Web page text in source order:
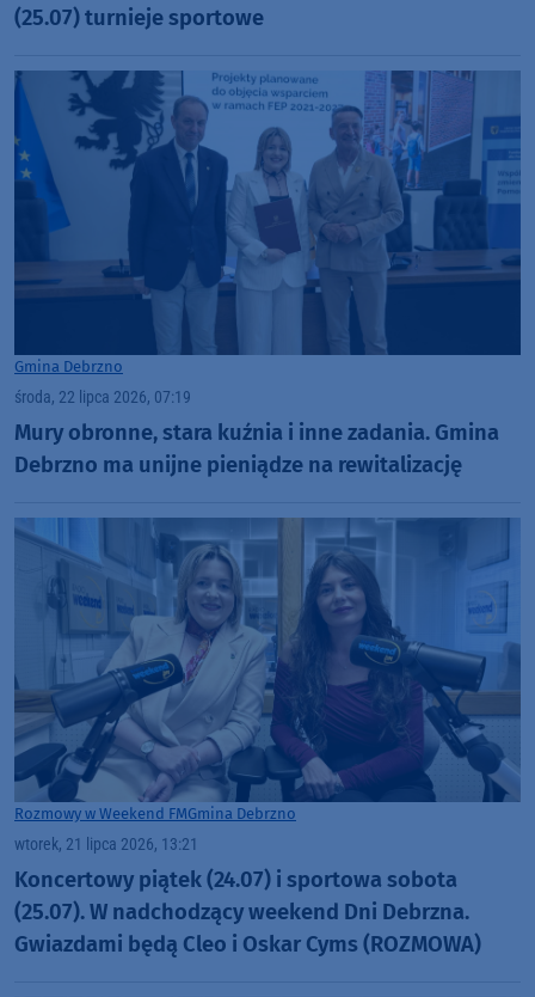
(25.07) turnieje sportowe
Gmina Debrzno
środa, 22 lipca 2026, 07:19
Mury obronne, stara kuźnia i inne zadania. Gmina
Debrzno ma unijne pieniądze na rewitalizację
Rozmowy w Weekend FMGmina Debrzno
wtorek, 21 lipca 2026, 13:21
Koncertowy piątek (24.07) i sportowa sobota
(25.07). W nadchodzący weekend Dni Debrzna.
Gwiazdami będą Cleo i Oskar Cyms (ROZMOWA)